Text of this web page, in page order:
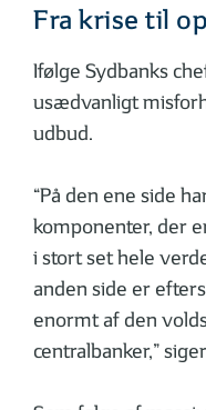
Fra krise til
Ifølge Sydbanks
usædvanligt
udbud.
“På den ene side
komponenter, der
i stort set hele
anden side er
enormt af den
centralbanker,”